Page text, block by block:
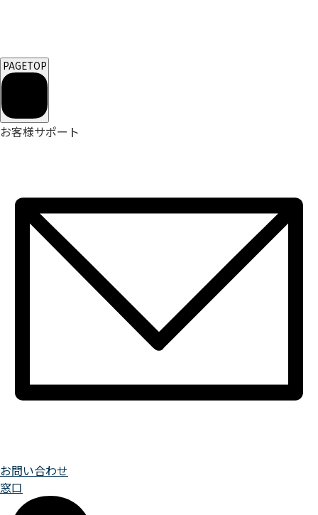
PAGETOP
お客様サポート
お問い合わせ
窓口